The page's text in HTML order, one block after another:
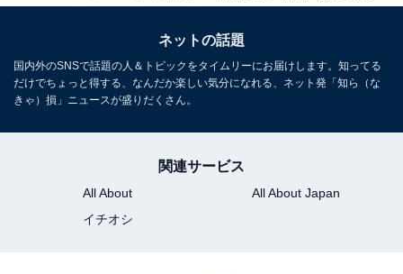
ネットの話題
国内外のSNSで話題の人＆トピックをタイムリーにお届けします。知ってる
だけでちょっと得する、なんだか楽しい気分になれる、ネット発「知ら（な
きゃ）損」ニュースが盛りだくさん。
関連サービス
All About
All About Japan
イチオシ